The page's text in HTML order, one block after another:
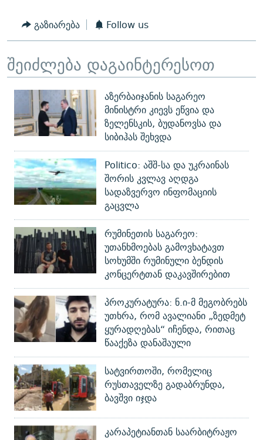
გაზიარება Follow us
შეიძლება დაგაინტერესოთ
აზერბაიჯანის საგარეო
მინისტრი კიევს ეწვია და
ზელენსკის, ბუდანოვსა და
სიბიჰას შეხვდა
Politico: აშშ-სა და უკრაინას
შორის კვლავ აღდგა
სადაზვერვო ინფომაციის
გაცვლა
რუმინეთის საგარეო:
უთანხმოებას გამოვხატავთ
სოხუმში რუმინული ბენდის
კონცერტთან დაკავშირებით
პროკურატურა: ნ.ი-მ მეგობრებს
უთხრა, რომ ავალიანი „ზედმეტ
ყურადღებას“ იჩენდა, რითაც
წააქეზა დანაშაული
სატვირთოში, რომელიც
რუსთაველზე გადაბრუნდა,
ბავშვი იჯდა
კარაპეტიანთან საარბიტრაჟო